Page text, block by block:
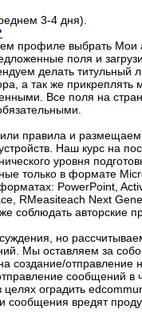
3-4 дня).
профиле выбрать Мои
поля и
делать титульный
а так же прикреплять
Все поля на
правила и размещаем
Наш курс на
уровня
только в формате
PowerPoint,
RMeasiteach Next
соблюдать авторские
но
Мы оставляем за
создание/отправление
сообщений в
оградить
сообщения вредят